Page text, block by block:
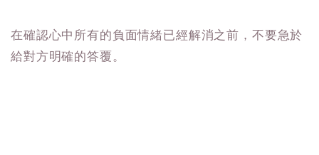
在確認心中所有的負面情緒已經解消之前，不要急於
給對方明確的答覆。